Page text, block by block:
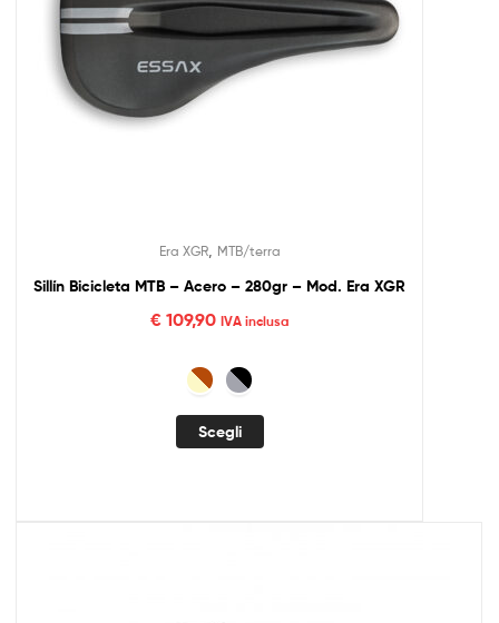
Era XGR, MTB/terra
Sillín Bicicleta MTB – Acero – 280gr – Mod. Era XGR
€109,90 IVA inclusa
Scegli